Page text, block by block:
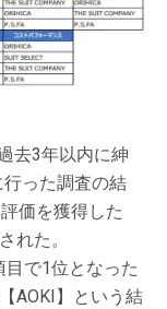
去3年以内に紳
った調査の結
価を獲得した
れた。
で1位となった
AOKI】という結